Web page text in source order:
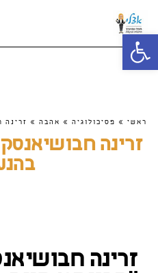
פתח סרגל נגישות
ראשי » פסיכולוגיה » אהבה » זרינה
זרינה
זרינה